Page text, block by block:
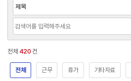
전체 420 건
전체 근무 휴가 기타자료